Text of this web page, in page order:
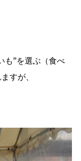
も”を選ぶ（食べ
すが、